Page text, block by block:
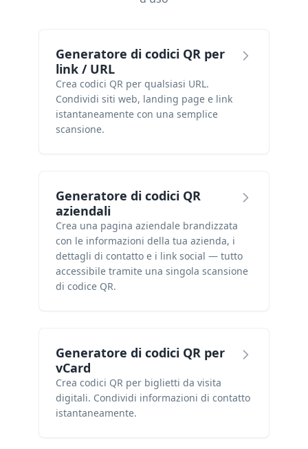
Generatore di codici QR per
link / URL
Crea codici QR per qualsiasi URL.
Condividi siti web, landing page e link
istantaneamente con una semplice
scansione.
Generatore di codici QR
aziendali
Crea una pagina aziendale brandizzata
con le informazioni della tua azienda, i
dettagli di contatto e i link social — tutto
accessibile tramite una singola scansione
di codice QR.
Generatore di codici QR per
vCard
Crea codici QR per biglietti da visita
digitali. Condividi informazioni di contatto
istantaneamente.